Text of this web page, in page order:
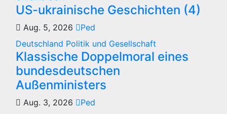
US-ukrainische Geschichten (4)
Aug. 5, 2026
Ped
Deutschland Politik und Gesellschaft
Klassische Doppelmoral eines
bundesdeutschen
Außenministers
Aug. 3, 2026 Ped